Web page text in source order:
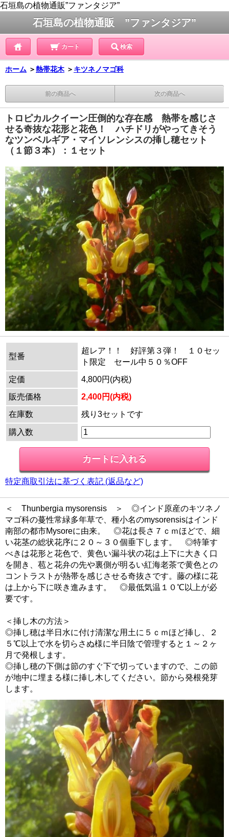
石垣島の植物通販”ファンタジア”
石垣島の植物通販 ”ファンタジア”
カート 検索
ホーム ＞熱帯花木 ＞ キツネノマゴ科
前の商品へ 次の商品へ
トロピカルクイーン圧倒的な存在感 熱帯を感じさ
せる奇抜な花形と花色！ ハチドリがやってきそう
なツンベルギア・マイソレンシスの挿し穂セット
（１節３本）：１セット
型番
超レア！！ 好評第３弾！ １０セッ
ト限定 セール中５０％OFF
定価
4,800円(内税)
販売価格
2,400円(内税)
在庫数
残り3セットです
購入数
特定商取引法に基づく表記 (返品など)
＜ Thunbergia mysorensis ＞ ◎インド原産のキツネノ
マゴ科の蔓性常緑多年草で、種小名のmysorensisはインド
南部の都市Mysoreに由来。 ◎花は長さ７ｃｍほどで、細
い花茎の総状花序に２０～３０個垂下します。 ◎特筆す
べきは花形と花色で、黄色い漏斗状の花は上下に大きく口
を開き、苞と花弁の先や裏側が明るい紅海老茶で黄色との
コントラストが熱帯を感じさせる奇抜さです。藤の様に花
は上から下に咲き進みます。 ◎最低気温１０℃以上が必
要です。
＜挿し木の方法＞
◎挿し穂は半日水に付け清潔な用土に５ｃｍほど挿し、２
５℃以上で水を切らさぬ様に半日陰で管理すると１～２ヶ
月で発根します。
◎挿し穂の下側は節のすぐ下で切っていますので、この節
が地中に埋まる様に挿し木してください。節から発根発芽
します。